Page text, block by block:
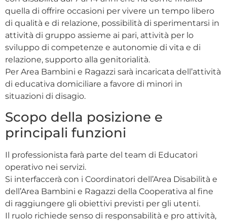
quella di offrire occasioni per vivere un tempo libero
di qualità e di relazione, possibilità di sperimentarsi in
attività di gruppo assieme ai pari, attività per lo
sviluppo di competenze e autonomie di vita e di
relazione, supporto alla genitorialità.
Per Area Bambini e Ragazzi sarà incaricata dell’attività
di educativa domiciliare a favore di minori in
situazioni di disagio.
Scopo della posizione e
principali funzioni
Il professionista farà parte del team di Educatori
operativo nei servizi.
Si interfaccerà con i Coordinatori dell’Area Disabilità e
dell’Area Bambini e Ragazzi della Cooperativa al fine
di raggiungere gli obiettivi previsti per gli utenti.
Il ruolo richiede senso di responsabilità e pro attività,